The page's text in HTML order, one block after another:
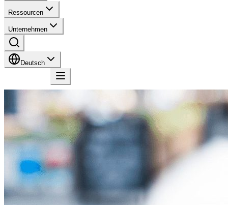
Ressourcen
Unternehmen
Deutsch